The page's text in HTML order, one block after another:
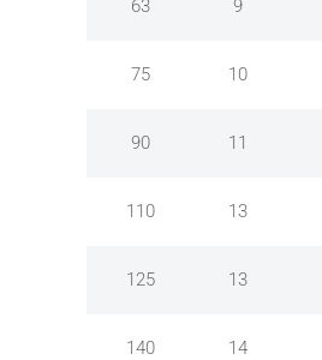
63 9
75 10
90 11
110 13
125 13
140 14